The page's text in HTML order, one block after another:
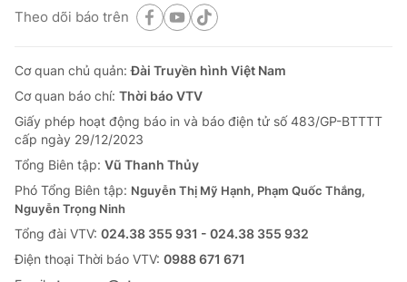
Theo dõi báo trên
Cơ quan chủ quản:Đài Truyền hình Việt Nam
Cơ quan báo chí: Thời báo VTV
Giấy phép hoạt động báo in và báo điện tử số 483/GP-BTTTT
cấp ngày 29/12/2023
Tổng Biên tập: Vũ Thanh Thủy
Phó Tổng Biên tập: Nguyễn Thị Mỹ Hạnh, Phạm Quốc Thắng,
Nguyễn Trọng Ninh
Tổng đài VTV: 024.38 355 931 - 024.38 355 932
Ðiện thoại Thời báo VTV: 0988 671 671